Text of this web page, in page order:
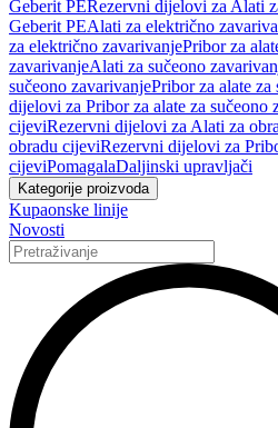
Geberit PERezervni dijelovi za Alati
Geberit PEAlati za električno
za električno zavarivanjePribor za
zavarivanjeAlati za sučeono
sučeono zavarivanjePribor za alate za
dijelovi za Pribor za alate za sučeono
cijeviRezervni dijelovi za Alati za
obradu cijeviRezervni dijelovi za
cijeviPomagalaDaljinski upravljači
Kategorije proizvoda
Kupaonske linije
Novosti